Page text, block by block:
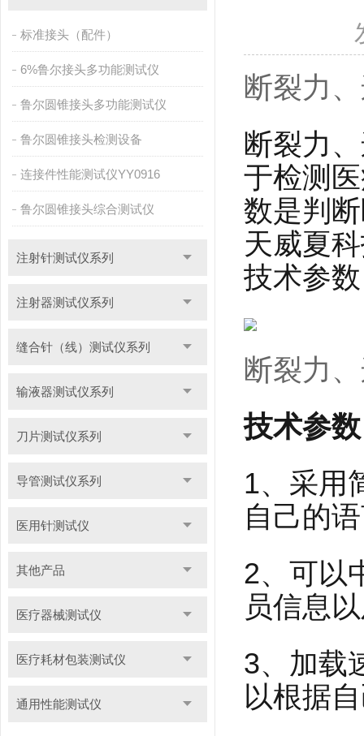
标准接头（配件）
6%鲁尔接头多功能测试仪
鲁尔圆锥接头多功能测试仪
鲁尔圆锥接头检测设备
连接件性能测试仪YY0916
鲁尔圆锥接头综合测试仪
注射针测试仪系列
注射器测试仪系列
缝合针（线）测试仪系列
输液器测试仪系列
刀片测试仪系列
导管测试仪系列
医用针测试仪
其他产品
医疗器械测试仪
医疗耗材包装测试仪
通用性能测试仪
断裂力
断裂力
于检测
数是判
天威夏
技术参
断裂力
技术参数
1、采用
自己的
2、可以
员信息
3、加载
以根据